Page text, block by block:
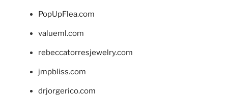
PopUpFlea.com
valueml.com
rebeccatorresjewelry.com
jmpbliss.com
drjorgerico.com